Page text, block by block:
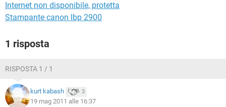
Internet non disponibile, protetta
Stampante canon lbp 2900
1 risposta
RISPOSTA 1 / 1
kurt kabash 3
19 mag 2011 alle 16:37